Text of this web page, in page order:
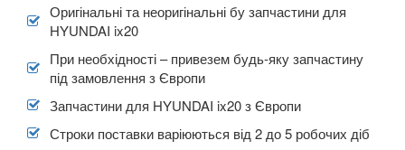
Оригінальні та неоригінальні бу запчастини для
HYUNDAI ix20
При необхідності – привезем будь-яку запчастину
під замовлення з Європи
Запчастини для HYUNDAI ix20 з Європи
Строки поставки варіюються від 2 до 5 робочих діб